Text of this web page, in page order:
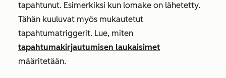
tapahtunut. Esimerkiksi kun lomake on lähetetty.
Tähän kuuluvat myös mukautetut
tapahtumatriggerit. Lue, miten
tapahtumakirjautumisen laukaisimet
määritetään.